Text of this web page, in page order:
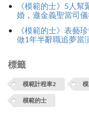
《模範的士》5人
婚，邀金義聖當司
《模範的士》表藝
做1年半辭職追夢當
標籤
模範計程車2
模範的士